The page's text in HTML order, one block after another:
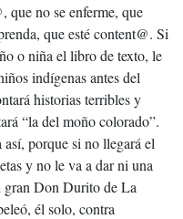
que no se enferme, que
que esté content@. Si
o niña el libro de texto, le
indígenas antes del
historias terribles y
“la del moño colorado”.
porque si no llegará el
y no le va a dar ni una
gran Don Durito de La
él solo, contra